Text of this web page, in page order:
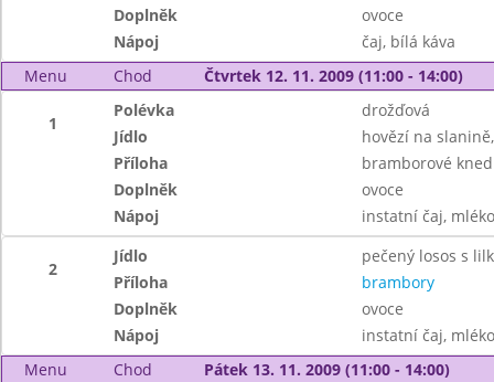
Doplněk
ovoce
Nápoj
čaj, bílá káva
Menu
Chod Čtvrtek 12. 11. 2009 (11:00 - 14:00)
1
Polévka
drožďová
Jídlo
hovězí na
Příloha
bramborové
Doplněk
ovoce
Nápoj
instatní čaj, mléko
2
Jídlo
pečený losos s
Příloha
brambory
Doplněk
ovoce
Nápoj
instatní čaj, mléko
Menu
Chod Pátek 13. 11. 2009 (11:00 - 14:00)